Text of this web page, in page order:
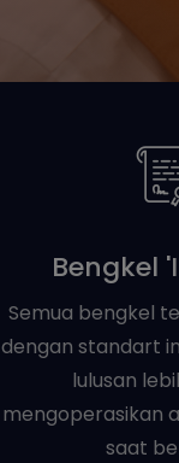
Bengkel
Semua bengkel
dengan standart
lulusan
mengoperasikan
saat